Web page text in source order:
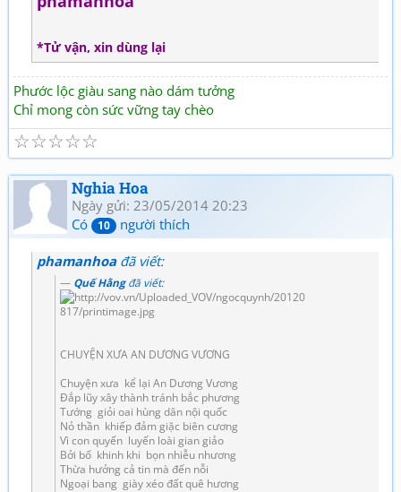
*Tử vận, xin dùng lại
Phước lộc giàu sang nào dám tưởng
Chỉ mong còn sức vững tay chèo
☆
☆
☆
☆
☆
Nghia Hoa
Ngày gửi: 23/05/2014 20:23
Có
10 người thích
phamanhoađã viết:
Quế Hằngđã viết:
CHUYỆN XƯA AN DƯƠNG VƯƠNG
Chuyện xưa kể lại An Dương Vương
Đắp lũy xây thành tránh bắc phương
Tướng giỏi oai hùng dân nội quốc
Nỏ thần khiếp đảm giặc biên cương
Vì con quyến luyến loài gian giảo
Bởi bố khinh khi bọn nhiễu nhương
Thừa hưởng cả tin mà đến nỗi
Ngoại bang giày xéo đất quê hương